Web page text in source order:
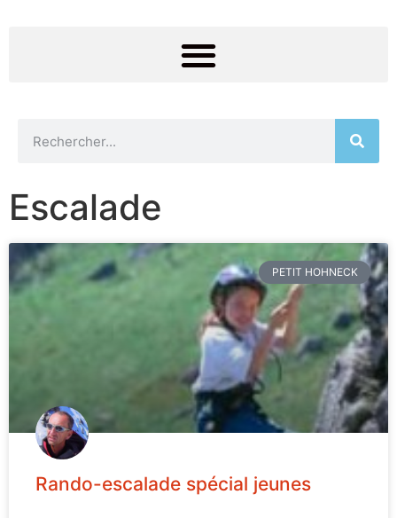
Escalade
PETIT HOHNECK
Rando-escalade spécial jeunes